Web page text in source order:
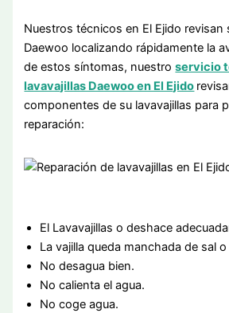
Nuestros técnicos en El Ejido revisan
Daewoo localizando rápidamente la
de estos síntomas, nuestroservicio
lavavajillas Daewoo en El Ejido
componentes de su lavavajillas para
reparación:
El Lavavajillas o deshace
La vajilla queda manchada de sal o
No desagua bien.
No calienta el agua.
No coge agua.